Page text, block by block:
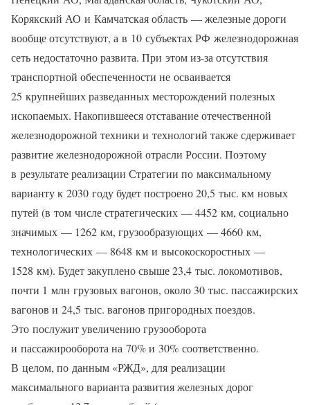
Корякский АО и Камчатская область — железные дороги
вообще отсутствуют, а в 10 субъектах РФ железнодорожная
сеть недостаточно развита. При этом из-за отсутствия
транспортной обеспеченности не осваивается
25 крупнейших разведанных месторождений полезных
ископаемых. Накопившееся отставание отечественной
железнодорожной техники и технологий также сдерживает
развитие железнодорожной отрасли России. Поэтому
в результате реализации Стратегии по максимальному
варианту к 2030 году будет построено 20,5 тыс. км новых
путей (в том числе стратегических — 4452 км, социально
значимых — 1262 км, грузообразующих — 4660 км,
технологических — 8648 км и высокоскоростных —
1528 км). Будет закуплено свыше 23,4 тыс. локомотивов,
почти 1 млн грузовых вагонов, около 30 тыс. пассажирских
вагонов и 24,5 тыс. вагонов пригородных поездов.
Это послужит увеличению грузооборота
и пассажирооборота на 70% и 30% соответственно.
В целом, по данным «РЖД», для реализации
максимального варианта развития железных дорог